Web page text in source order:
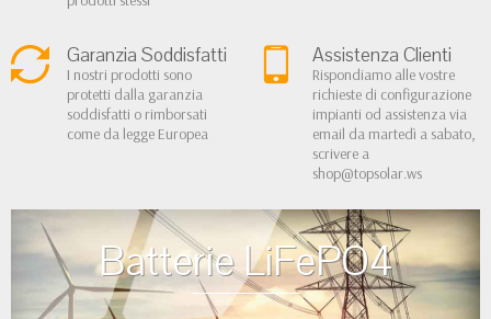
Garanzia Soddisfatti
I nostri prodotti sono
protetti dalla garanzia
soddisfatti o rimborsati
come da legge Europea
Assistenza Clienti
Rispondiamo alle vostre
richieste di configurazione
impianti od assistenza via
email da martedì a sabato,
scrivere a
shop@topsolar.ws
Batterie LiFePO4